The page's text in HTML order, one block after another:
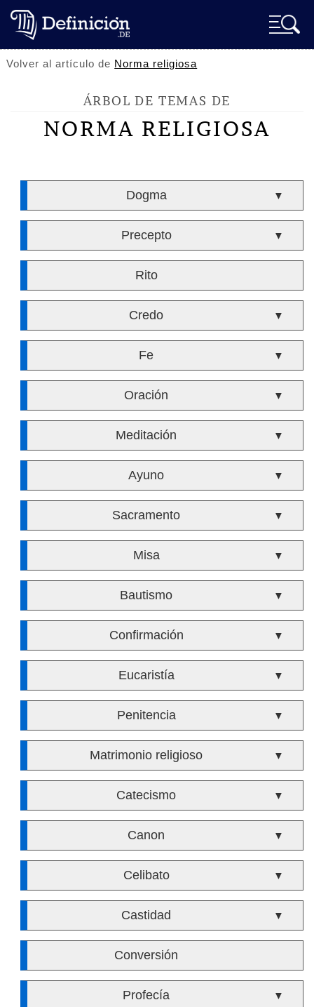
Volver al artículo de Norma religiosa
ÁRBOL DE TEMAS DE
NORMA RELIGIOSA
Dogma ▼
Precepto ▼
Rito
Credo ▼
Fe ▼
Oración ▼
Meditación ▼
Ayuno ▼
Sacramento ▼
Misa ▼
Bautismo ▼
Confirmación ▼
Eucaristía ▼
Penitencia ▼
Matrimonio religioso ▼
Catecismo ▼
Canon ▼
Celibato ▼
Castidad ▼
Conversión
Profecía ▼